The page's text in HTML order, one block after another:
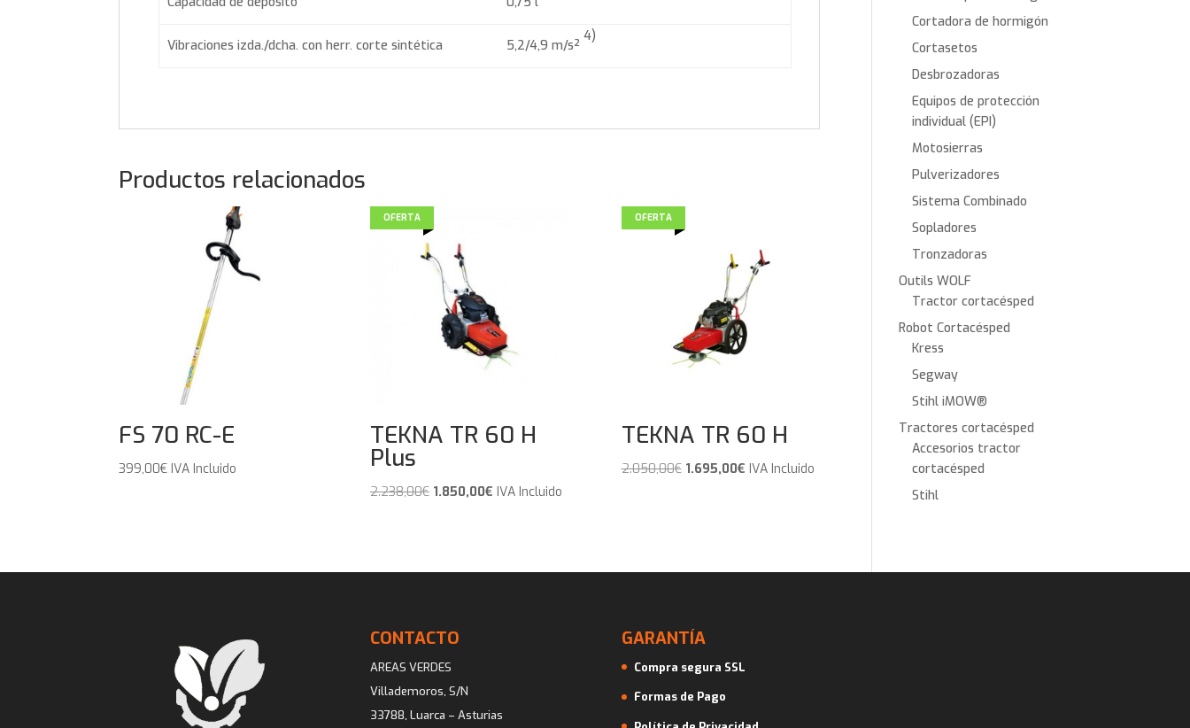
Vibraciones izda./dcha. con herr. corte sintética 5,2/4,9 m/s²
4)
Productos relacionados
FS 70 RC-E
399,00€ IVA Incluido
OFERTA
TEKNA TR 60 H
Plus
2.238,00€ El
2.238,00€.
1.850,00€El
1.850,00€.
IVA Incluido
OFERTA
TEKNA TR 60 H
2.050,00€ El
1.695,00€ElIVA Incluido
Cortadora de hormigón
Cortasetos
Desbrozadoras
Equipos de protección
individual (EPI)
Motosierras
Pulverizadores
Sistema Combinado
Sopladores
Tronzadoras
Outils WOLF
Tractor cortacésped
Robot Cortacésped
Kress
Segway
Stihl iMOW®
Tractores cortacésped
Accesorios tractor
cortacésped
Stihl
CONTACTO
AREAS VERDES
Villademoros, S/N
33788, Luarca – Asturias
GARANTÍA
Compra segura SSL
Formas de Pago